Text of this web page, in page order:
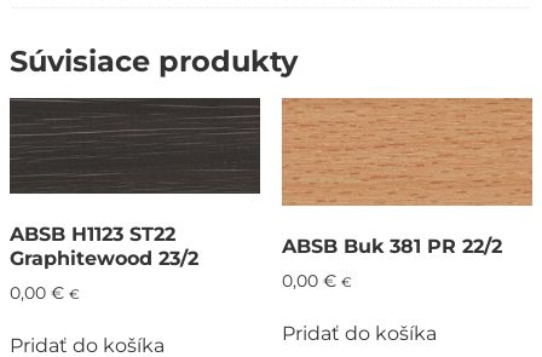
Súvisiace produkty
ABSB H1123 ST22
Graphitewood 23/2
0,00 € €
Pridať do košíka
ABSB Buk 381 PR 22/2
0,00 € €
Pridať do košíka